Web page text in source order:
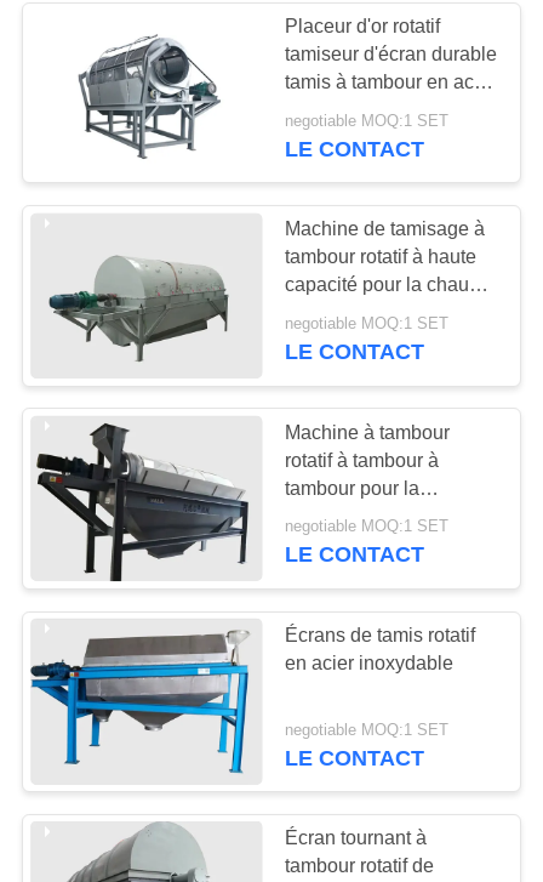
Placeur d'or rotatif
tamiseur d'écran durable
tamis à tambour en acier
inoxydable
negotiable MOQ:1 SET
LE CONTACT
Machine de tamisage à
tambour rotatif à haute
capacité pour la chaux
rapide
negotiable MOQ:1 SET
LE CONTACT
Machine à tambour
rotatif à tambour à
tambour pour la
séparation des déchets
solides
negotiable MOQ:1 SET
LE CONTACT
Écrans de tamis rotatif
en acier inoxydable
negotiable MOQ:1 SET
LE CONTACT
Écran tournant à
tambour rotatif de